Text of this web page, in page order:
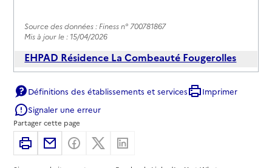
Source des données : Finess n° 700781867
Mis à jour le : 15/04/2026
EHPAD Résidence La Combeauté Fougerolles
70220-Fougerolles-Saint-Valbert
03 84 49 52 30
Contact
Site internet
Définitions des établissements et services
Imprimer
Signaler une erreur
Partager cette page
ImprimerPartager par email
Partager sur Facebook
Partager sur X